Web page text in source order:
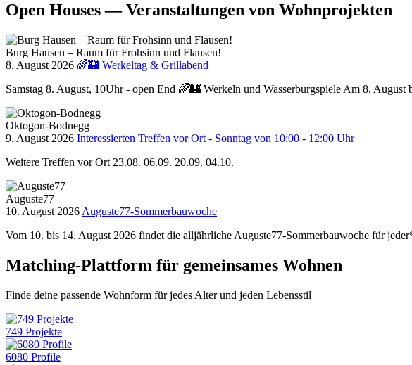
Open Houses — Veranstaltungen von Wohnprojekten
Burg Hausen – Raum für Frohsinn und Flausen!
8. August 2026 🌈🏰 Werkeltag & Grillabend
Samstag 8. August, 10Uhr - open End 🌈🏰 Werkeln und Wasserburgspiele Am 8.
Oktogon-Bodnegg
9. August 2026 Interessierten Treffen vor Ort - Sonntag von 10:00 - 12:00 Uhr
Weitere Treffen vor Ort 23.08. 06.09. 20.09. 04.10.
Auguste77
10. August 2026 Auguste77-Sommerbauwoche
Vom 10. bis 14. August 2026 findet die alljährliche Auguste77-Sommerbauwoche für
Matching-Plattform für gemeinsames Wohnen
Finde deine passende Wohnform für jedes Alter und jeden Lebensstil
749 Projekte
6080 Profile